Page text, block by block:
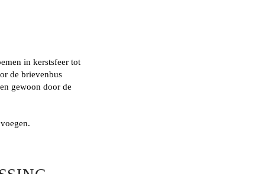
in kerstsfeer tot
de brievenbus
gewoon door de